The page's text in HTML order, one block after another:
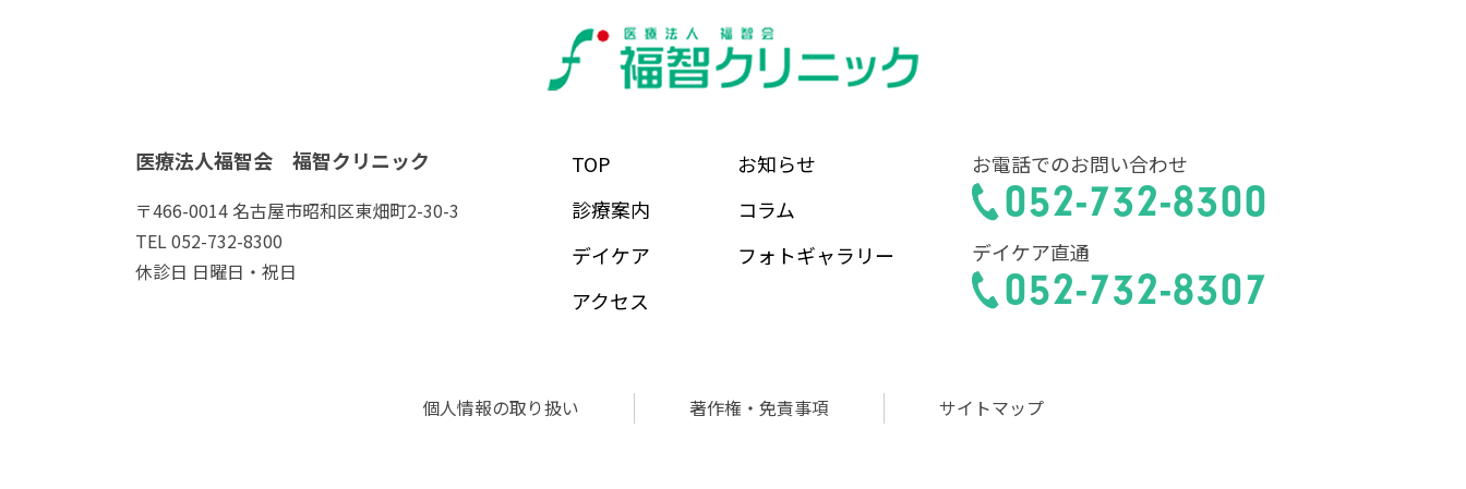
医療法人福智会 福智クリニック
〒466-0014 名古屋市昭和区東畑町2-30-3
TEL 052-732-8300
休診日 日曜日・祝日
TOP
診療案内
デイケア
アクセス
お知らせ
コラム
フォトギャラリー
お電話でのお問い合わせ
052-732-8300
デイケア直通
052-732-8307
個人情報の取り扱い 著作権・免責事項 サイトマップ